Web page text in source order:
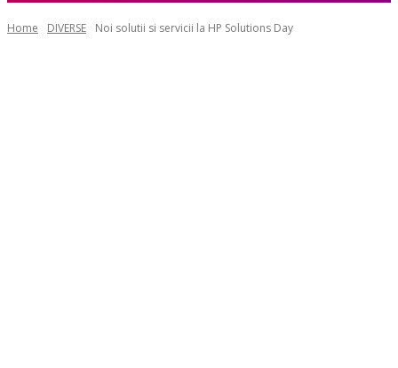
Home DIVERSE Noi solutii si servicii la HP Solutions Day